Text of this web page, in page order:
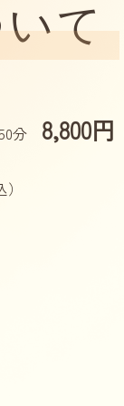
て
分 8,800円